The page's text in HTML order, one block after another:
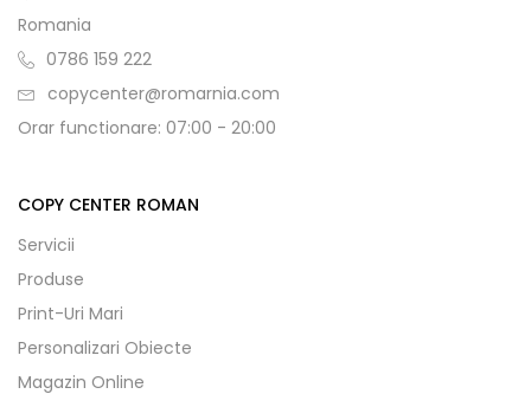
Romania
0786 159 222
copycenter@romarnia.com
Orar functionare: 07:00 - 20:00
COPY CENTER ROMAN
Servicii
Produse
Print-Uri Mari
Personalizari Obiecte
Magazin Online